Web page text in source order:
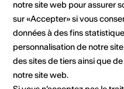
notre site web pour assurer
sur «Accepter» si vous
données à des fins
personnalisation de notre
des sites de tiers ainsi que
notre site web.